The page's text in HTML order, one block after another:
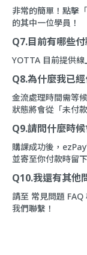
非常的簡單！點擊
的其中一位學員！
Q7.目前有哪些
YOTTA 目前提供
Q8.為什麼我已
金流處理時間需等
狀態將會從「未付
Q9.請問什麼時
購課成功後，
並寄至你付款時留
Q10.我還有其他
請至 常見問題 FAQ
我們聯繫！